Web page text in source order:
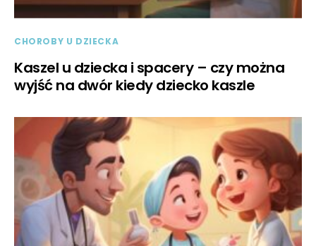
CHOROBY U DZIECKA
Kaszel u dziecka i spacery – czy można
wyjść na dwór kiedy dziecko kaszle